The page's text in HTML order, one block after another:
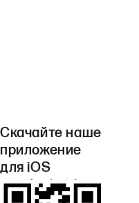
Скачайте наше
приложение
для iOS
или Android.